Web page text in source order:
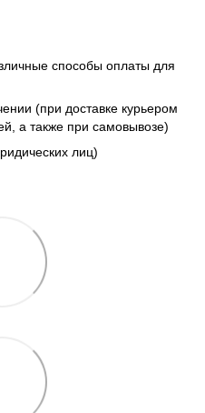
способы оплаты для
(при доставке курьером
а также при самовывозе)
лиц)